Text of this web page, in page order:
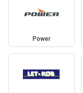
Power